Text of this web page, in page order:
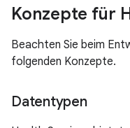
Konzepte für
Beachten Sie beim
folgenden Konzepte.
Datentypen